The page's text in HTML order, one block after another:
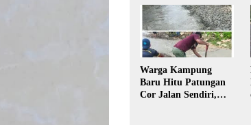
Tak Perlu Datang ke
Kantor
Warga Kampung
Baru Hitu Patungan
Cor Jalan Sendiri,